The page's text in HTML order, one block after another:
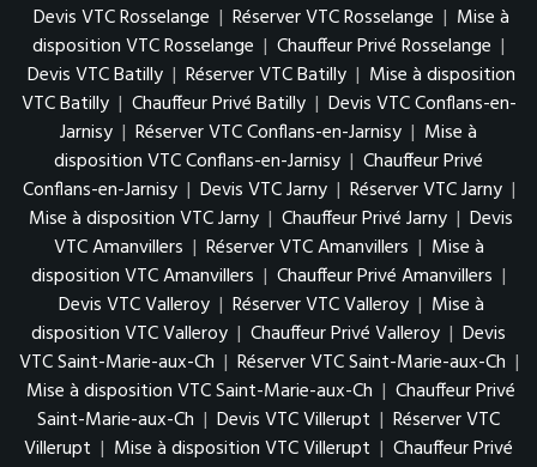
Devis VTC Rosselange | Réserver VTC Rosselange | Mise à
disposition VTC Rosselange | Chauffeur Privé Rosselange |
Devis VTC Batilly | Réserver VTC Batilly | Mise à disposition
VTC Batilly | Chauffeur Privé Batilly | Devis VTC Conflans-en-
Jarnisy | Réserver VTC Conflans-en-Jarnisy | Mise à
disposition VTC Conflans-en-Jarnisy | Chauffeur Privé
Conflans-en-Jarnisy | Devis VTC Jarny | Réserver VTC Jarny |
Mise à disposition VTC Jarny | Chauffeur Privé Jarny | Devis
VTC Amanvillers | Réserver VTC Amanvillers | Mise à
disposition VTC Amanvillers | Chauffeur Privé Amanvillers |
Devis VTC Valleroy | Réserver VTC Valleroy | Mise à
disposition VTC Valleroy | Chauffeur Privé Valleroy | Devis
VTC Saint-Marie-aux-Ch | Réserver VTC Saint-Marie-aux-Ch |
Mise à disposition VTC Saint-Marie-aux-Ch | Chauffeur Privé
Saint-Marie-aux-Ch | Devis VTC Villerupt | Réserver VTC
Villerupt | Mise à disposition VTC Villerupt | Chauffeur Privé